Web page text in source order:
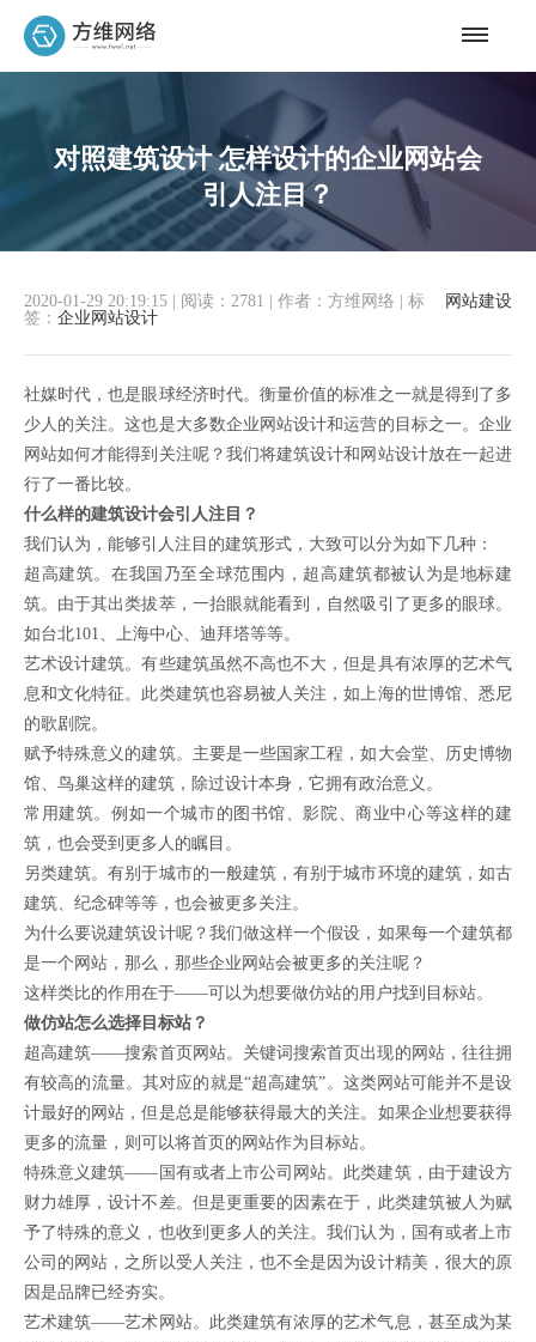
对照建筑设计 怎样设计的企业网站会
引人注目？
网站建设
2020-01-29 20:19:15 阅读：2781 作者：方维网络
标
签： 企业网站设计
社媒时代，也是眼球经济时代。衡量价值的标准之一就是得到了多
少人的关注。这也是大多数企业网站设计和运营的目标之一。企业
网站如何才能得到关注呢？我们将建筑设计和网站设计放在一起进
行了一番比较。
什么样的建筑设计会引人注目？
我们认为，能够引人注目的建筑形式，大致可以分为如下几种：
超高建筑。在我国乃至全球范围内，超高建筑都被认为是地标建
筑。由于其出类拔萃，一抬眼就能看到，自然吸引了更多的眼球。
如台北101、上海中心、迪拜塔等等。
艺术设计建筑。有些建筑虽然不高也不大，但是具有浓厚的艺术气
息和文化特征。此类建筑也容易被人关注，如上海的世博馆、悉尼
的歌剧院。
赋予特殊意义的建筑。主要是一些国家工程，如大会堂、历史博物
馆、鸟巢这样的建筑，除过设计本身，它拥有政治意义。
常用建筑。例如一个城市的图书馆、影院、商业中心等这样的建
筑，也会受到更多人的瞩目。
另类建筑。有别于城市的一般建筑，有别于城市环境的建筑，如古
建筑、纪念碑等等，也会被更多关注。
为什么要说建筑设计呢？我们做这样一个假设，如果每一个建筑都
是一个网站，那么，那些企业网站会被更多的关注呢？
这样类比的作用在于——可以为想要做仿站的用户找到目标站。
做仿站怎么选择目标站？
超高建筑——搜索首页网站。关键词搜索首页出现的网站，往往拥
有较高的流量。其对应的就是“超高建筑”。这类网站可能并不是设
计最好的网站，但是总是能够获得最大的关注。如果企业想要获得
更多的流量，则可以将首页的网站作为目标站。
特殊意义建筑——国有或者上市公司网站。此类建筑，由于建设方
财力雄厚，设计不差。但是更重要的因素在于，此类建筑被人为赋
予了特殊的意义，也收到更多人的关注。我们认为，国有或者上市
公司的网站，之所以受人关注，也不全是因为设计精美，很大的原
因是品牌已经夯实。
艺术建筑——艺术网站。此类建筑有浓厚的艺术气息，甚至成为某